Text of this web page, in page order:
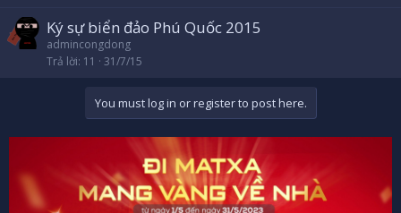
Ký sự biển đảo Phú Quốc 2015
admincongdong
Trả lời 11 31/7/15
You must log in or register to post here.